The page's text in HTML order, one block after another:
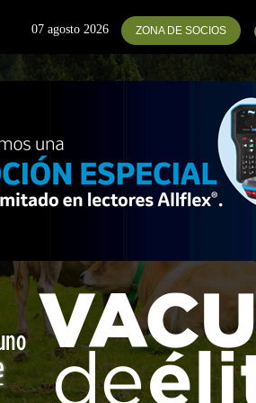
07 agosto 2026 ZONA DE SOCIOS